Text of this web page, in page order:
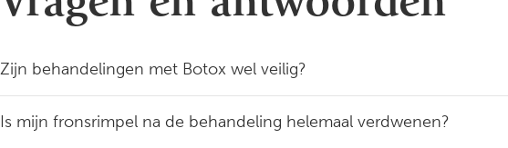
Zijn behandelingen met Botox wel veilig?
Is mijn fronsrimpel na de behandeling helemaal verdwenen?